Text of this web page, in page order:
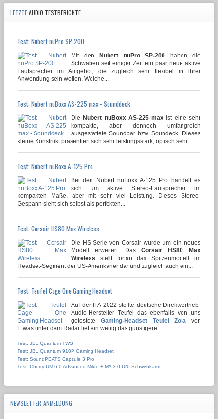
LETZTEAUDIO TESTBERICHTE
Test: Nubert nuPro SP-200
Mit den Nubert nuPro SP-200 haben die
Schwaben seit einiger Zeit ein paar neue aktive
Lautsprecher im Aufgebot, die zugleich sehr flexibel in ihrer
Anwendung sein wollen. Welche...
Test: Nubert nuBoxx AS-225 max - Sounddeck
DieNubert nuBoxx AS-225 max ist eine sehr
kompakte, aber dennoch umfangreich
ausgestattete Soundbar bzw. Soundeck. Dieses
kleine Konstrukt präsentiert sich sehr leistungsstark, optisch sehr...
Test: Nubert nuBoxx A-125 Pro
Bei den Nubert nuBoxx A-125 Pro handelt es
sich um aktive Stereo-Lautsprecher im
kompakten Maße, aber mit sehr viel Leistung. Dieses Stereo-
Gespann sieht sich selbst als perfekten...
Test: Corsair HS80 Max Wireless
Die HS-Serie von Corsair wurde um ein neues
Modell erweitert. DasCorsair HS80 Max
Wireless stellt fortan das Spitzenmodell im
Headset-Segment der US-Amerikaner dar und zugleich auch ein...
Test: Teufel Cage One Gaming Headset
Auf der IFA 2022 stellte deutsche Direktvertrieb-
Audio-Hersteller Teufel das ebenfalls von uns
getestete Gaming-Headset Teufel Zola vor.
Etwas unter dem Radar lief ein wenig das günstigere...
Test: JBL Quantum TWS
Test: JBL Quantum 910P Gaming Headset
Test: SoundPEATS Capsule 3 Pro
Test: Cherry UM 6.0 Advanced Mikro + MA 3.0 UNI Schwenkarm
NEWSLETTER-ANMELDUNG